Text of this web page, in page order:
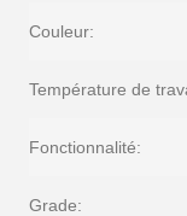
Couleur:
Température de
Fonctionnalité:
Grade: